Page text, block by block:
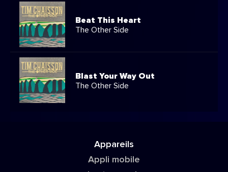
Beat This Heart
The Other Side
Blast Your Way Out
The Other Side
Appareils
Appli mobile